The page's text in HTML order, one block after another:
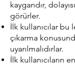
kaygandır,
görürler.
İlk kullanıcılar
çıkarma
uyarılmalıdırlar.
İlk kullanıcıların